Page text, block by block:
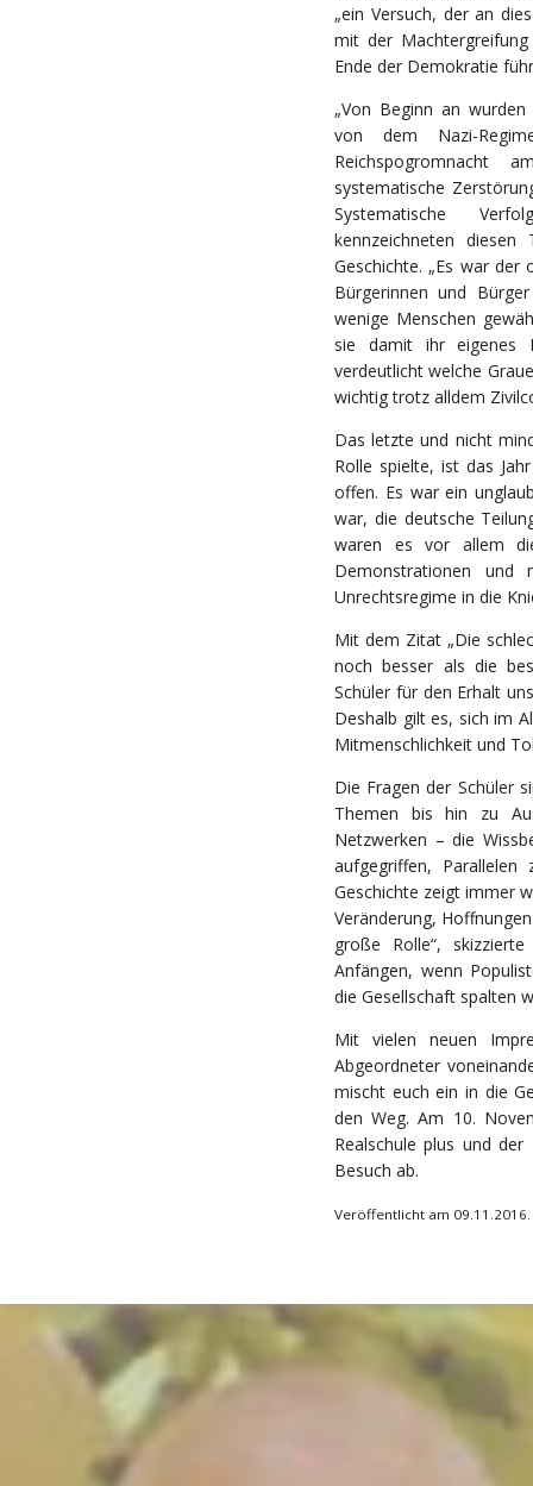
„ein Versuch, der an
mit der
Ende der Demokratie
„Von Beginn an
von dem Nazi-
systematische
Systematische
kennzeichneten
Geschichte. „Es war
Bürgerinnen und
wenige Menschen
sie damit ihr eigenes
verdeutlicht welche
wichtig trotz alldem
Das letzte und nicht
Rolle spielte, ist das
offen. Es war ein
war, die deutsche
waren es vor allem
Demonstrationen
Unrechtsregime in die
Mit dem Zitat „Die
noch besser als die
Schüler für den Erhalt
Deshalb gilt es, sich im
Mitmenschlichkeit und
Die Fragen der Schüler
Themen bis hin zu
Netzwerken – die
aufgegriffen, Parallelen
Geschichte zeigt immer
Veränderung,
große Rolle“,
Anfängen, wenn
die Gesellschaft spalten
Mit vielen neuen
Abgeordneter
mischt euch ein in die
den Weg. Am 10.
Realschule plus und
Besuch ab.
Veröffentlicht am 09.11.2016.